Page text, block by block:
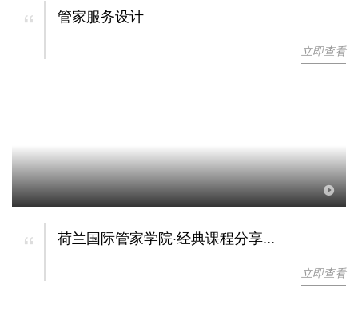
“ 管家服务设计
立即查看
“ 荷兰国际管家学院·经典课程分享...
立即查看